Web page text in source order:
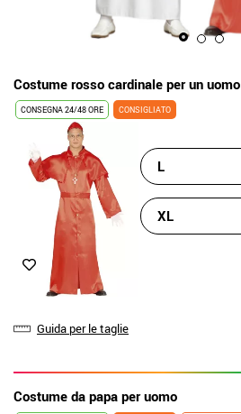
Costume rosso cardinale per un uomo
CONSEGNA 24/48 ORE CONSIGLIATO
Guida per le taglie
L
XL
Costume da papa per uomo